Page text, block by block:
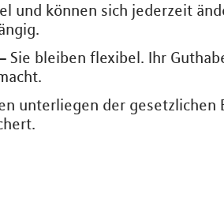
und können sich jederzeit
Sie bleiben flexibel. Ihr
unterliegen der